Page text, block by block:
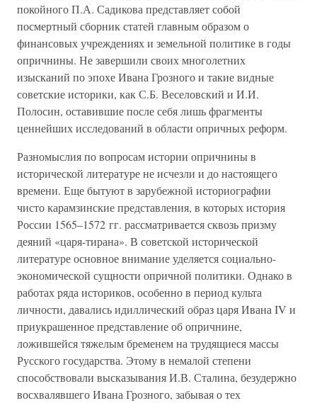
покойного П.А. Садикова представляет собой
посмертный сборник статей главным образом о
финансовых учреждениях и земельной политике в годы
опричнины. Не завершили своих многолетних
изысканий по эпохе Ивана Грозного и такие видные
советские историки, как С.Б. Веселовский и И.И.
Полосин, оставившие после себя лишь фрагменты
ценнейших исследований в области опричных реформ.
Разномыслия по вопросам истории опричнины в
исторической литературе не исчезли и до настоящего
времени. Еще бытуют в зарубежной историографии
чисто карамзинские представления, в которых история
России 1565–1572 гг. рассматривается сквозь призму
деяний «царя-тирана». В советской исторической
литературе основное внимание уделяется социально-
экономической сущности опричной политики. Однако в
работах ряда историков, особенно в период культа
личности, давались идиллический образ царя Ивана IV и
приукрашенное представление об опричнине,
ложившейся тяжелым бременем на трудящиеся массы
Русского государства. Этому в немалой степени
способствовали высказывания И.В. Сталина, безудержно
восхвалявшего Ивана Грозного, забывая о тех